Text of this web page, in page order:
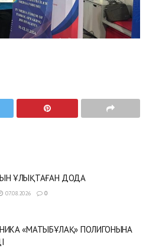
ҰЛЫҚТАҒАН ДОДА
07.08.2026 0
«МАТЫБҰЛАҚ» ПОЛИГОНЫНА